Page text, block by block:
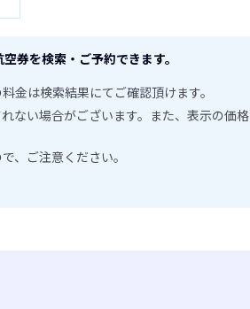
券を検索・ご予約できます。
金は検索結果にてご確認頂けます。
い場合がございます。また、表示の価
、ご注意ください。